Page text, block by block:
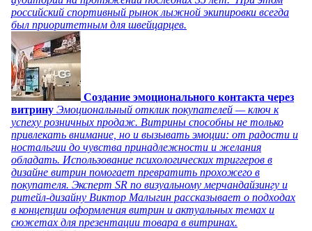
российский спортивный рынок лыжной экипировки всегда
был приоритетным для швейцарцев.
Создание эмоционального контакта через
витрину Эмоциональный отклик покупателей — ключ к
успеху розничных продаж. Витрины способны не только
привлекать внимание, но и вызывать эмоции: от радости и
ностальгии до чувства принадлежности и желания
обладать. Использование психологических триггеров в
дизайне витрин помогает превратить прохожего в
покупателя. Эксперт SR по визуальному мерчандайзингу и
ритейл-дизайну Виктор Малыгин рассказывает о подходах
в концепции оформления витрин и актуальных темах и
сюжетах для презентации товара в витринах.